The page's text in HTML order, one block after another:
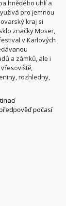
hnědého uhlí a
pro jemnou
kraj si
značky Moser,
v Karlových
a zámků, ale i
rozhledny,
počasí